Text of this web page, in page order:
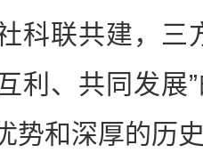
科联共建，三
利、共同发展
势和深厚的历